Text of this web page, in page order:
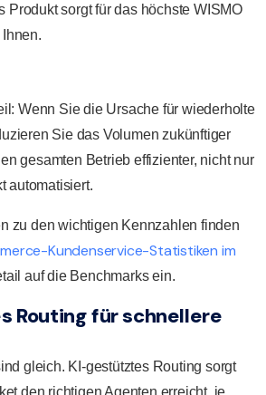
Produkt sorgt für das höchste WISMO
Wenn Sie die Ursache für wiederholte
Sie das Volumen zukünftiger
gesamten Betrieb effizienter, nicht nur
automatisiert.
zu den wichtigen Kennzahlen finden
Kundenservice-Statistiken im
auf die Benchmarks ein.
Routing für schnellere
gleich. KI-gestütztes Routing sorgt
den richtigen Agenten erreicht, je